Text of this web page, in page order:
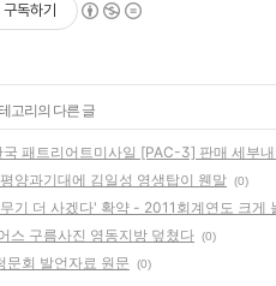
구독하기
고리의 다른 글
패트리어트미사일 [PAC-3] 판매 세부내
양과기대에 김일성 영생탑이 웬말 (0)
기 더 사겠다' 확약 - 2011회계연도 크게
스 구름사진 영동지방 덮쳤다 (0)
문회 발언자료 원문 (0)